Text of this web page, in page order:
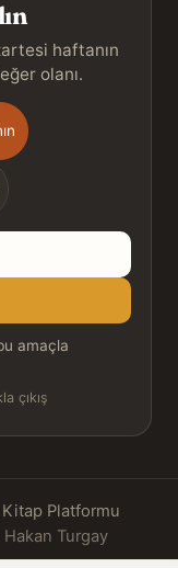
haftanın
olanı.
amaçla
çıkış
Platformu
Turgay